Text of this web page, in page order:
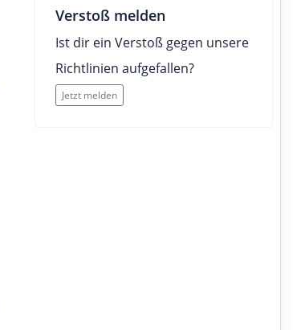
Verstoß melden
Ist dir ein Verstoß gegen unsere
Richtlinien aufgefallen?
Jetzt melden